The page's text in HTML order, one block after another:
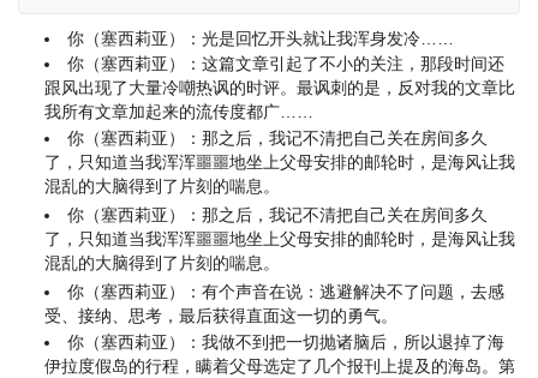
你（塞西莉亚）：光是回忆开头就让我浑身发冷……
你（塞西莉亚）：这篇文章引起了不小的关注，那段时间还
跟风出现了大量冷嘲热讽的时评。最讽刺的是，反对我的文章比
我所有文章加起来的流传度都广……
你（塞西莉亚）：那之后，我记不清把自己关在房间多久
了，只知道当我浑浑噩噩地坐上父母安排的邮轮时，是海风让我
混乱的大脑得到了片刻的喘息。
你（塞西莉亚）：那之后，我记不清把自己关在房间多久
了，只知道当我浑浑噩噩地坐上父母安排的邮轮时，是海风让我
混乱的大脑得到了片刻的喘息。
你（塞西莉亚）：有个声音在说：逃避解决不了问题，去感
受、接纳、思考，最后获得直面这一切的勇气。
你（塞西莉亚）：我做不到把一切抛诸脑后，所以退掉了海
伊拉度假岛的行程，瞒着父母选定了几个报刊上提及的海岛。第